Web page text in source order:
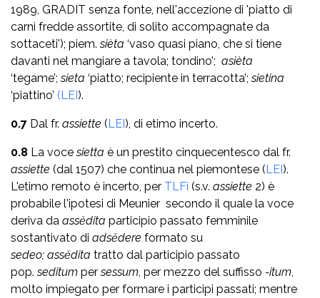
1989, GRADIT senza fonte, nell'accezione di 'piatto di
carni fredde assortite, di solito accompagnate da
sottaceti'); piem.sièta ‘vaso quasi piano, che si tiene
davanti nel mangiare a tavola; tondino’; asièta
‘tegame’;sieta ‘piatto; reci­piente in terracotta’;sietina
‘piattino’ (LEI).
0.7 Dal fr. assiette (LEI), di etimo incerto.
0.8 La vocesietta è un prestito cinquecentesco dal fr.
assiette (dal 1507) che continua nel piemontese (LEI).
L'etimo remoto è incerto, per TLFi (s.v. assiette 2) è
probabile l'ipotesi di Meunier secondo il quale la voce
deriva da assĕdita participio passato femminile
sostantivato di adsĕdere formato su
sedeo; assĕdita tratto dal participio passato
pop.seditum persessum, per mezzo del suffisso -itum,
molto impiegato per formare i participi passati; mentre